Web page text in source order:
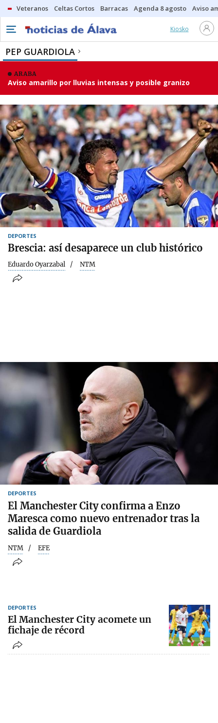
Veteranos Celtas Cortos Barracas Agenda 8 agosto Aviso
Kiosko
PEP GUARDIOLA
ARABA
Aviso amarillo por lluvias intensas y posible granizo
DEPORTES
Brescia: así desaparece un club histórico
Eduardo Oyarzabal NTM
DEPORTES
El Manchester City confirma a Enzo
Maresca como nuevo entrenador tras la
salida de Guardiola
NTM EFE
DEPORTES
El Manchester City acomete un
fichaje de récord